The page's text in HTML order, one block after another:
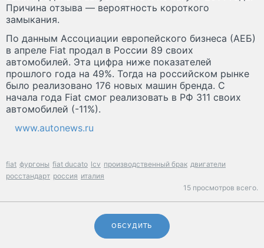
Причина отзыва — вероятность короткого
замыкания.
По данным Ассоциации европейского бизнеса (АЕБ)
в апреле Fiat продал в России 89 своих
автомобилей. Эта цифра ниже показателей
прошлого года на 49%. Тогда на российском рынке
было реализовано 176 новых машин бренда. С
начала года Fiat смог реализовать в РФ 311 своих
автомобилей (-11%).
www.autonews.ru
fiat фургоны fiat ducato lcv производственный брак двигатели
росстандарт россия италия
15 просмотров всего.
ОБСУДИТЬ